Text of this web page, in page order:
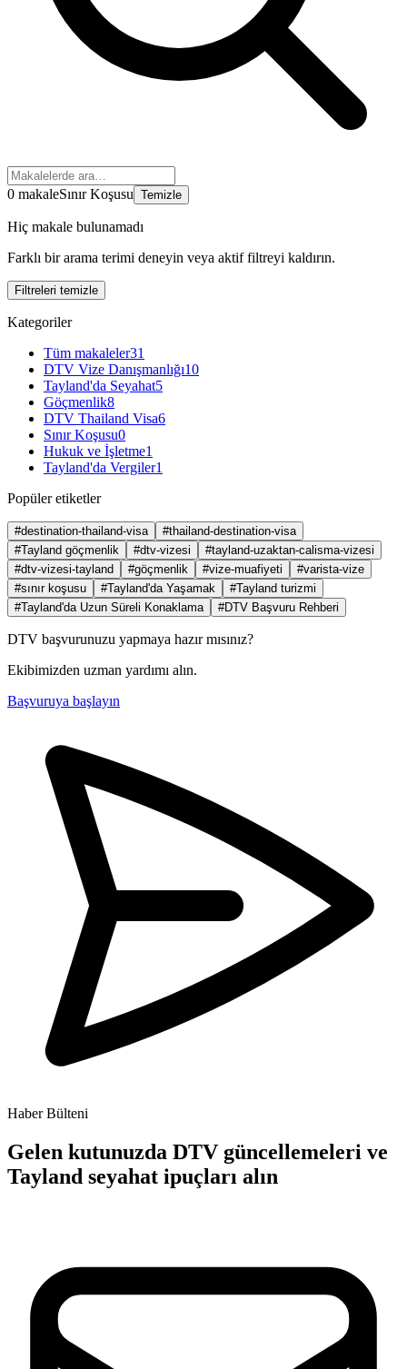
0 makaleSınır Koşusu Temizle
Hiç makale bulunamadı
Farklı bir arama terimi deneyin veya aktif filtreyi kaldırın.
Filtreleri temizle
Kategoriler
Tüm makaleler31
DTV Vize Danışmanlığı10
Tayland'da Seyahat5
Göçmenlik8
DTV Thailand Visa6
Sınır Koşusu0
Hukuk ve İşletme1
Tayland'da Vergiler1
Popüler etiketler
#destination-thailand-visa
#thailand-destination-visa
#Tayland göçmenlik
#dtv-vizesi
#tayland-uzaktan-calisma-vizesi
#dtv-vizesi-tayland
#göçmenlik #vize-muafiyeti
#varista-vize
#sınır koşusu
#Tayland'da Yaşamak
#Tayland turizmi
#Tayland'da Uzun Süreli Konaklama
#DTV Başvuru Rehberi
DTV başvurunuzu yapmaya hazır mısınız?
Ekibimizden uzman yardımı alın.
Başvuruya başlayın
Haber Bülteni
Gelen kutunuzda DTV güncellemeleri ve
Tayland seyahat ipuçları alın